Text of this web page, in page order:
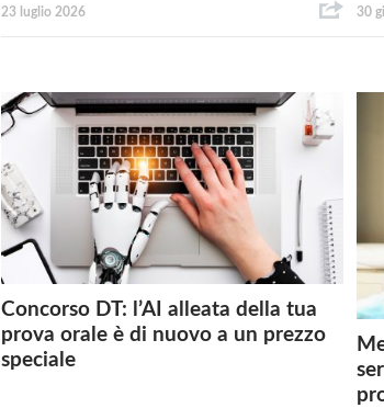
23 luglio 2026 30
Concorso DT: l’AI alleata della tua
prova orale è di nuovo a un prezzo
speciale